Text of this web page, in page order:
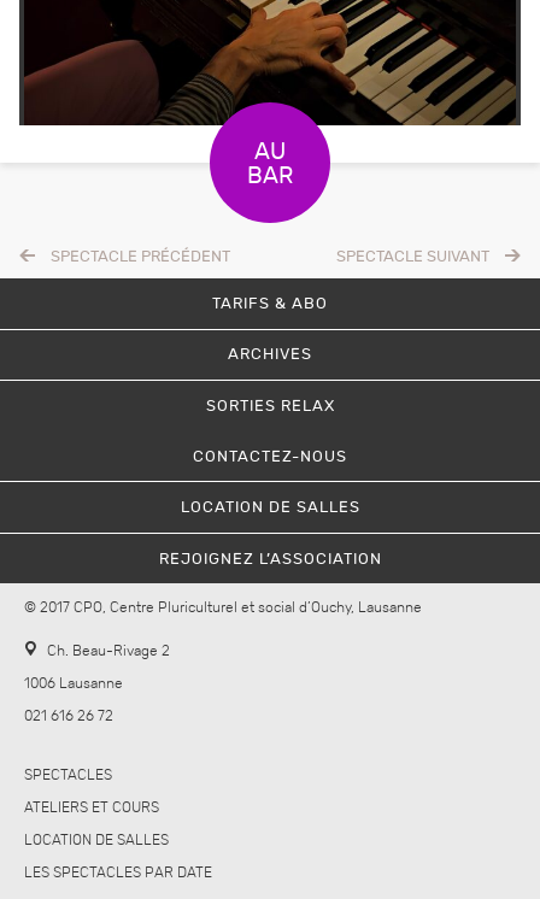
SPECTACLE SUIVANT
SPECTACLE PRÉCÉDENT
TARIFS & ABO
ARCHIVES
SORTIES RELAX
CONTACTEZ-NOUS
LOCATION DE SALLES
REJOIGNEZ L’ASSOCIATION
© 2017 CPO, Centre Pluriculturel et social d’Ouchy, Lausanne
Ch. Beau-Rivage 2
1006 Lausanne
021 616 26 72
SPECTACLES
ATELIERS ET COURS
LOCATION DE SALLES
LES SPECTACLES PAR DATE